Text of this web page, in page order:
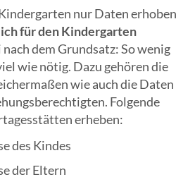
nur Daten erhoben
für den Kindergarten
nach dem Grundsatz: So wenig
wie nötig. Dazu gehören die
wie auch die Daten
Folgende
erheben:
des Kindes
der Eltern